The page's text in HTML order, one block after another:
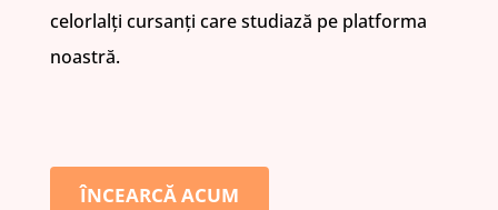
celorlalți cursanți care studiază pe platforma
noastră.
ÎNCEARCĂ ACUM